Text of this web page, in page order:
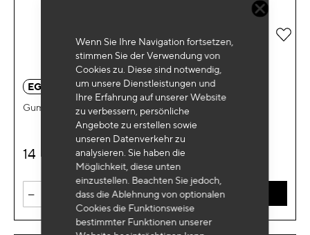
Wenn Sie Ihre Navigation fortsetzen,
stimmen Sie der Verwendung von
Cookies zu. Diese sind notwendig,
um unsere Dienstleistungen und
Ihre Erfahrung auf unserer Website
zu verbessern, persönliche
Angebote zu erstellen sowie
unseren Datenverkehr zu
analysieren. Sie haben die
Möglichkeit, diese unten
einzustellen. Beachten Sie jedoch,
dass die Ablehnung von optionalen
Cookies die Funktionsweise
bestimmter Funktionen unserer
EG 1148
Gummibandstopf Rund Ø130x10mm
14
- IN DEN WARENKORB
Zur